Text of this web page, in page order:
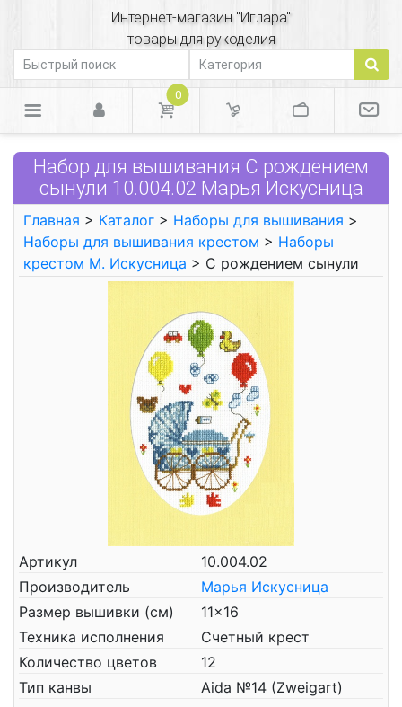
Интернет-магазин "Иглара"
товары для рукоделия
0
Набор для вышивания С рождением
сынули 10.004.02 Марья Искусница
Главная > Каталог > Наборы для вышивания >
Наборы для вышивания крестом > Наборы
крестом М. Искусница > С рождением сынули
Артикул
10.004.02
Производитель
Марья Искусница
Размер вышивки (см)
11x16
Техника исполнения
Счетный крест
Количество цветов
12
Тип канвы
Aida №14 (Zweigart)